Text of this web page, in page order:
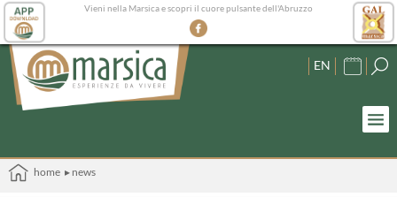
Vieni nella Marsica e scopri il cuore pulsante dell'Abruzzo
EN
home ▸ news